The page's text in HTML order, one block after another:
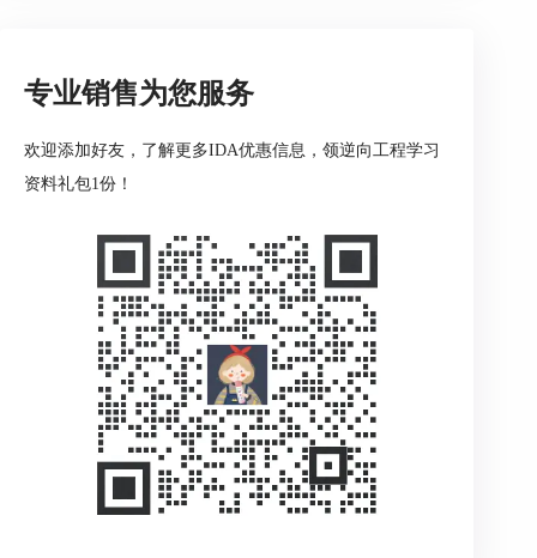
1、先把装载与重定位核对到一致
在载入文件对话框确认处理器类型与位数正确，进
入后先核对段分布与入口点是否合理，再根据固件
→【Segments】→【Rebase program】。
专业销售为您服务
欢迎添加好友，了解更多IDA优惠信息，领逆向工程学习
资料礼包1份！